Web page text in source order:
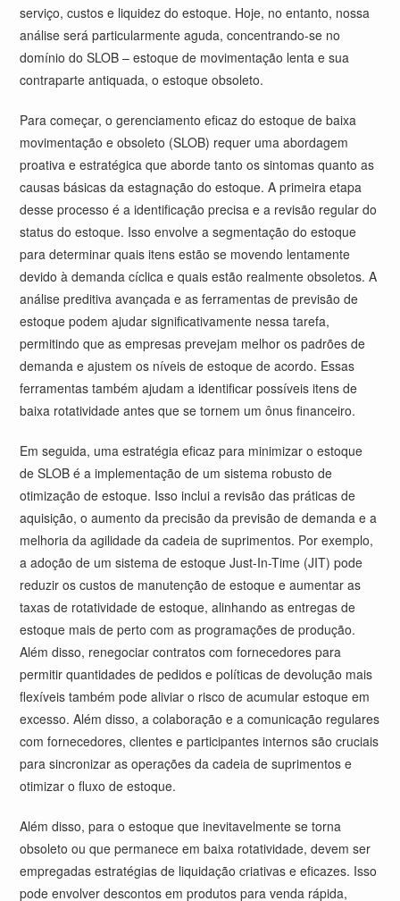
serviço, custos e liquidez do estoque. Hoje, no entanto, nossa
análise será particularmente aguda, concentrando-se no
domínio do SLOB – estoque de movimentação lenta e sua
contraparte antiquada, o estoque obsoleto.
Para começar, o gerenciamento eficaz do estoque de baixa
movimentação e obsoleto (SLOB) requer uma abordagem
proativa e estratégica que aborde tanto os sintomas quanto as
causas básicas da estagnação do estoque. A primeira etapa
desse processo é a identificação precisa e a revisão regular do
status do estoque. Isso envolve a segmentação do estoque
para determinar quais itens estão se movendo lentamente
devido à demanda cíclica e quais estão realmente obsoletos. A
análise preditiva avançada e as ferramentas de previsão de
estoque podem ajudar significativamente nessa tarefa,
permitindo que as empresas prevejam melhor os padrões de
demanda e ajustem os níveis de estoque de acordo. Essas
ferramentas também ajudam a identificar possíveis itens de
baixa rotatividade antes que se tornem um ônus financeiro.
Em seguida, uma estratégia eficaz para minimizar o estoque
de SLOB é a implementação de um sistema robusto de
otimização de estoque. Isso inclui a revisão das práticas de
aquisição, o aumento da precisão da previsão de demanda e a
melhoria da agilidade da cadeia de suprimentos. Por exemplo,
a adoção de um sistema de estoque Just-In-Time (JIT) pode
reduzir os custos de manutenção de estoque e aumentar as
taxas de rotatividade de estoque, alinhando as entregas de
estoque mais de perto com as programações de produção.
Além disso, renegociar contratos com fornecedores para
permitir quantidades de pedidos e políticas de devolução mais
flexíveis também pode aliviar o risco de acumular estoque em
excesso. Além disso, a colaboração e a comunicação regulares
com fornecedores, clientes e participantes internos são cruciais
para sincronizar as operações da cadeia de suprimentos e
otimizar o fluxo de estoque.
Além disso, para o estoque que inevitavelmente se torna
obsoleto ou que permanece em baixa rotatividade, devem ser
empregadas estratégias de liquidação criativas e eficazes. Isso
pode envolver descontos em produtos para venda rápida,